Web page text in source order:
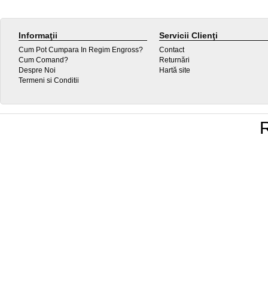
Informaţii
Cum Pot Cumpara In Regim Engross?
Cum Comand?
Despre Noi
Termeni si Conditii
Servicii Clienţi
Contact
Returnări
Hartă site